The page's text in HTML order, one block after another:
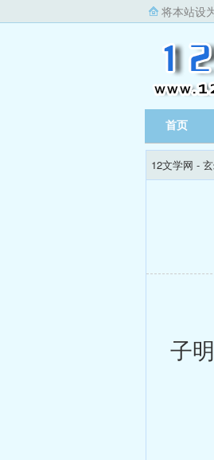
将本站设
首页
12文学网 -
子